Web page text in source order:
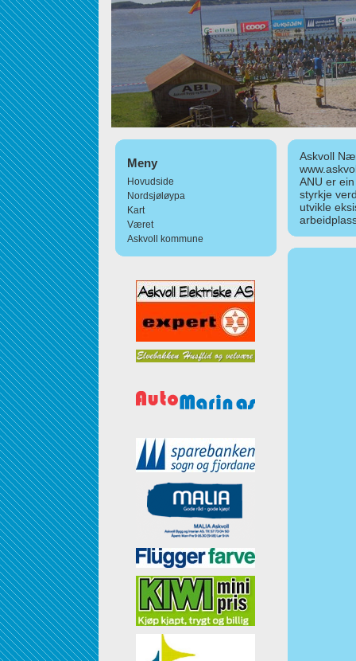
Meny
Hovudside
Nordsjøløypa
Kart
Været
Askvoll kommune
Askvoll
ANU er
styrkje
utvikle